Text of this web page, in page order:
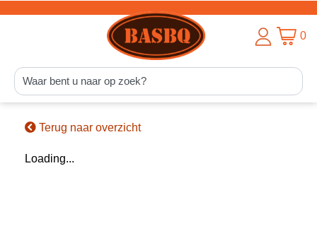
0
Terug naar overzicht
Loading...